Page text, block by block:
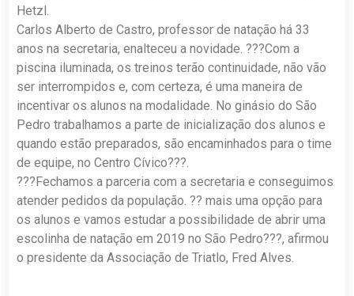
Hetzl.
Carlos Alberto de Castro, professor de natação há 33
anos na secretaria, enalteceu a novidade. ???Com a
piscina iluminada, os treinos terão continuidade, não vão
ser interrompidos e, com certeza, é uma maneira de
incentivar os alunos na modalidade. No ginásio do São
Pedro trabalhamos a parte de inicialização dos alunos e
quando estão preparados, são encaminhados para o time
de equipe, no Centro Cívico???.
???Fechamos a parceria com a secretaria e conseguimos
atender pedidos da população. ?? mais uma opção para
os alunos e vamos estudar a possibilidade de abrir uma
escolinha de natação em 2019 no São Pedro???, afirmou
o presidente da Associação de Triatlo, Fred Alves.